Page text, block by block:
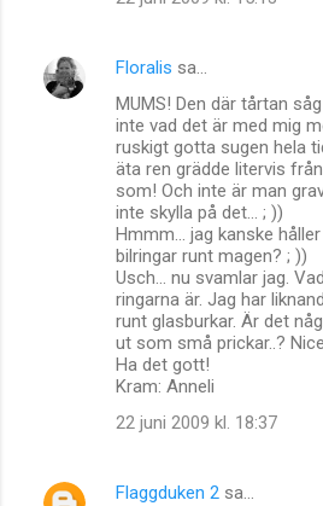
Floralis sa…
MUMS! Den där tårtan
inte vad det är med mig
ruskigt gotta sugen hela
äta ren grädde litervis
som! Och inte är man
inte skylla på det... ; ))
Hmmm... jag kanske
bilringar runt magen? ; ))
Usch... nu svamlar jag.
ringarna är. Jag har
runt glasburkar. Är det
ut som små prickar..?
Ha det gott!
Kram: Anneli
22 juni 2009 kl. 18:37
Flaggduken 2 sa…